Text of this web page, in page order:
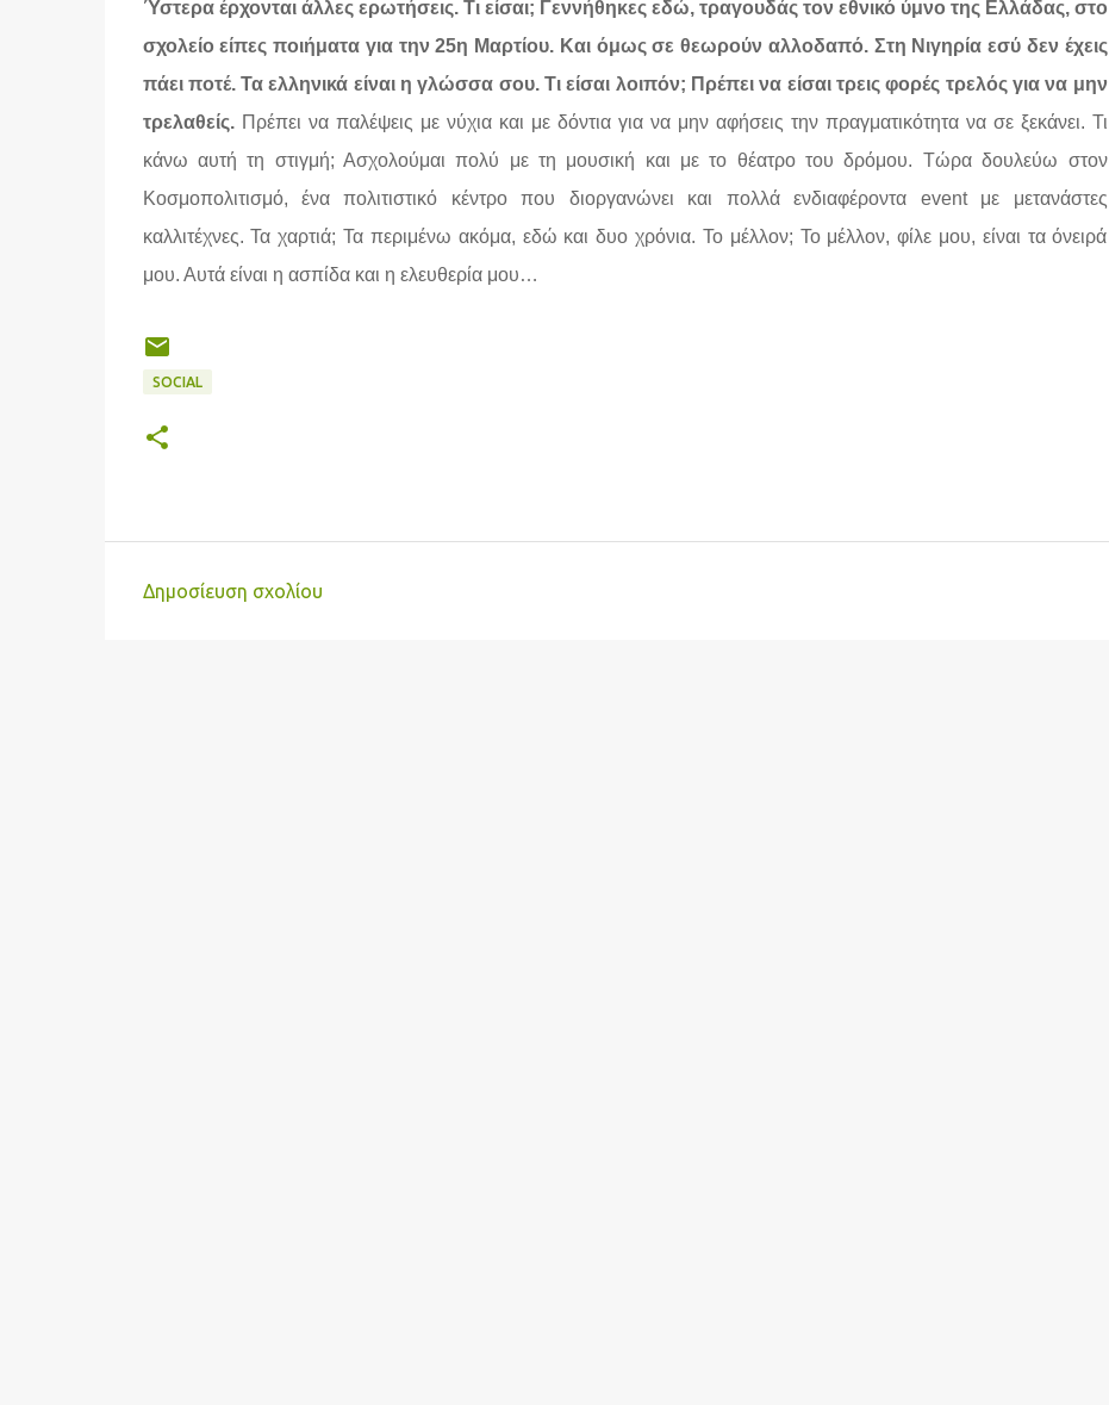
Ύστερα έρχονται άλλες ερωτήσεις. Τι είσαι; Γεννήθηκες εδώ, τραγουδάς τον εθνικό ύμνο της Ελλάδας, στο
σχολείο είπες ποιήματα για την 25η Μαρτίου. Και όμως σε θεωρούν αλλοδαπό. Στη Νιγηρία εσύ δεν έχεις
πάει ποτέ. Τα ελληνικά είναι η γλώσσα σου. Τι είσαι λοιπόν; Πρέπει να είσαι τρεις φορές τρελός για να μην
τρελαθείς.Πρέπει να παλέψεις με νύχια και με δόντια για να μην αφήσεις την πραγματικότητα να σε ξεκάνει. Τι
κάνω αυτή τη στιγμή; Ασχολούμαι πολύ με τη μουσική και με το θέατρο του δρόμου. Τώρα δουλεύω στον
Κοσμοπολιτισμό, ένα πολιτιστικό κέντρο που διοργανώνει και πολλά ενδιαφέροντα event με μετανάστες
καλλιτέχνες. Τα χαρτιά; Τα περιμένω ακόμα, εδώ και δυο χρόνια. Το μέλλον; Το μέλλον, φίλε μου, είναι τα όνειρά
μου. Αυτά είναι η ασπίδα και η ελευθερία μου…
SOCIAL
Δημοσίευση σχολίου